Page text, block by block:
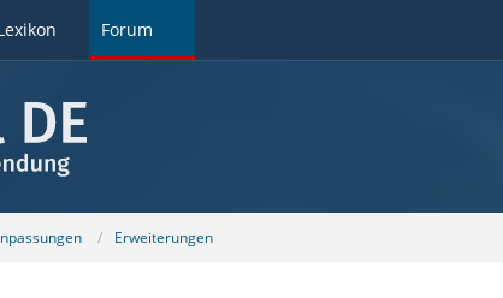
Forum
Erweiterungen